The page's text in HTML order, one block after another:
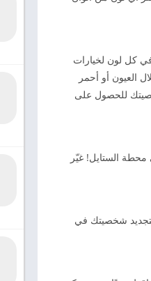
كل لون لخيارات
العيون أو أحمر
للحصول على
محطة الستايل! غيّر
شخصيتك في